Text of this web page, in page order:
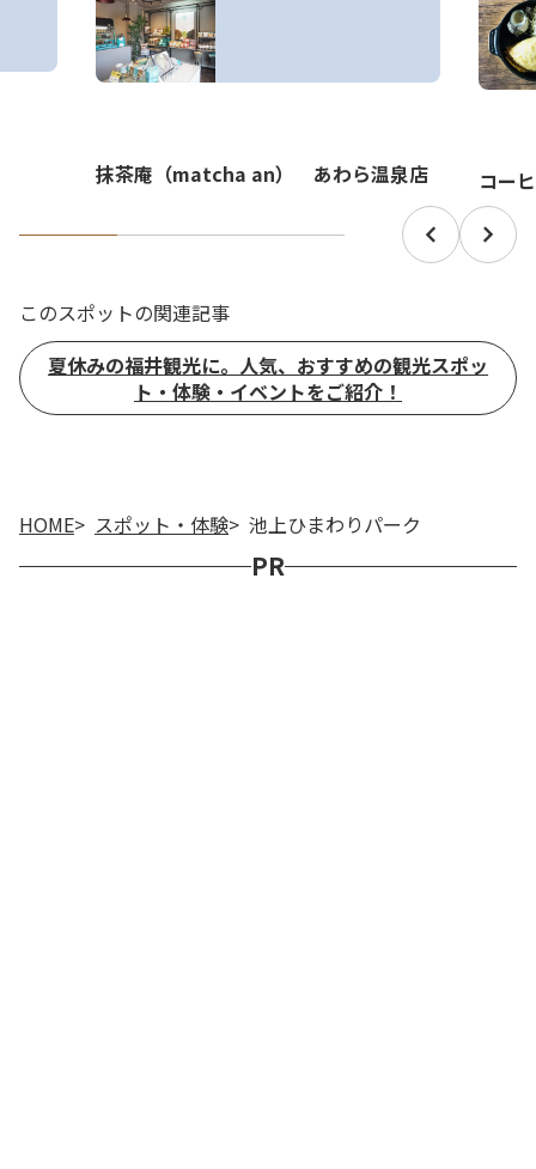
HOME スポット・体験 池上ひまわりパーク
抹茶庵（matcha an） あわら温泉店 コー
このスポットの関連記事
夏休みの福井観光に。人気、おすすめの観光スポッ
ト・体験・イベントをご紹介！
PR